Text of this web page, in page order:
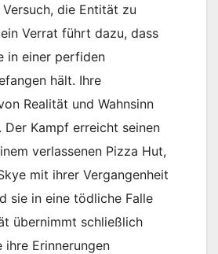
die Entität zu
Verrat führt dazu, dass
in einer perfiden
hält. Ihre
Realität und Wahnsinn
Der Kampf erreicht seinen
verlassenen Pizza Hut,
mit ihrer Vergangenheit
sie in eine tödliche Falle
übernimmt schließlich
ihre Erinnerungen